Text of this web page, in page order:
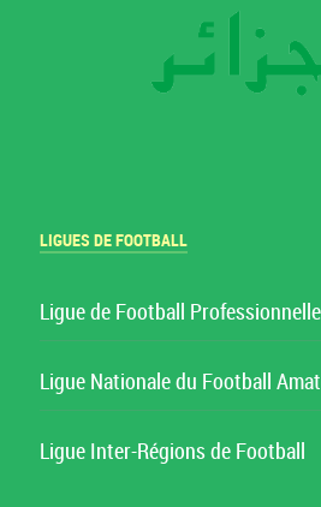
LIGUES DE FOOTBALL
Ligue de Football Professionnelle
Ligue Nationale du Football
Ligue Inter-Régions de Football